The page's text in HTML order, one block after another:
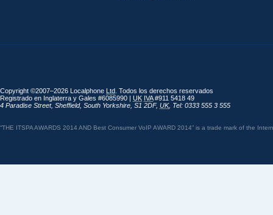
Copyright ©2007–2026 Localphone Ltd . Todos los derechos reservados
Registrado en Inglaterra y Gales #6085990 | UK IVA#911 5418 49
4 Paradise Street, Sheffield, South Yorkshire S1 2DF, UK, Tel: 0333 555 3 555
“THE ITSPA AWARDS 2014 AND Best Consumer VoIP AWARD 2014” is a trade mark of the